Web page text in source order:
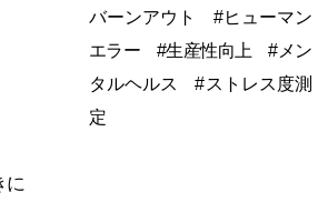
に
バーンアウト
#ヒューマン
エラー
#生産性向上
#メン
タルヘルス
#ストレス度測
定